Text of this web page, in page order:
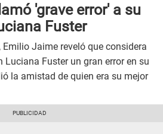
'grave error' a su
Fuster
Emilio Jaime reveló que considera
Luciana Fuster un gran error en su
la amistad de quien era su mejor